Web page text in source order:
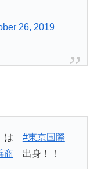
26, 2019
#東京国際
商出身！！